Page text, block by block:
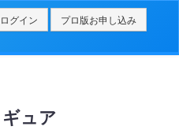
ログイン プロ版お申し込み
ュア